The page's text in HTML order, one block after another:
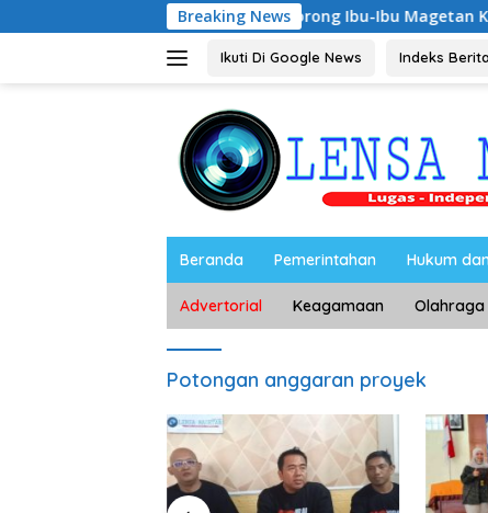
ke
Breaking News
Riyono Caping Dorong Ibu-Ibu Magetan Kembangkan
Ikuti Di Google News Indeks Berita
Beranda Pemerintahan Hukum
Advertorial Keagamaan Olahraga
Potongan anggaran proyek